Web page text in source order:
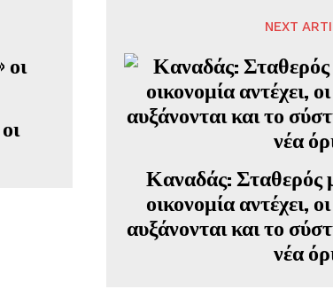
NEXT
Καναδάς: Σταθερός
οικονομία αντέχει,
αυξάνονται και το
νέα